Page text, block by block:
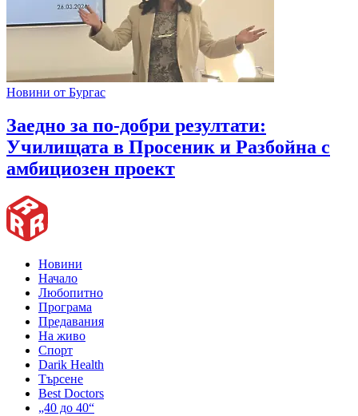
Новини от Бургас
Заедно за по-добри резултати:
Училищата в Просеник и Разбойна с
амбициозен проект
Новини
Начало
Любопитно
Програма
Предавания
На живо
Спорт
Darik Health
Търсене
Best Doctors
„40 до 40“